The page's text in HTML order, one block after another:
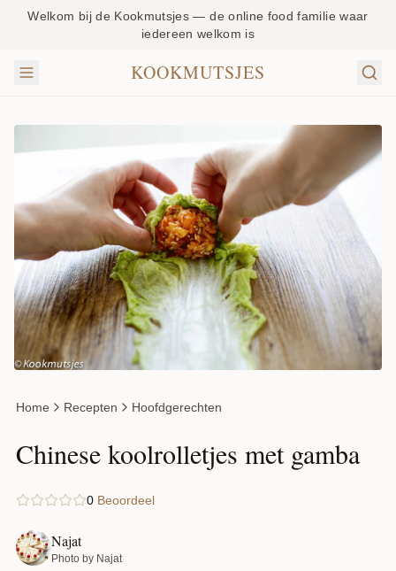
Welkom bij de Kookmutsjes — de online food familie waar
iedereen welkom is
KOOKMUTSJES
Home Recepten Hoofdgerechten
Chinese koolrolletjes met gamba
0 Beoordeel
Najat
Photo by Najat